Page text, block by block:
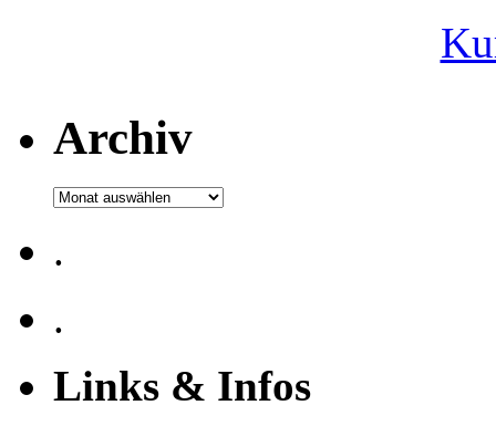
Archiv
Archiv
.
.
Links & Infos